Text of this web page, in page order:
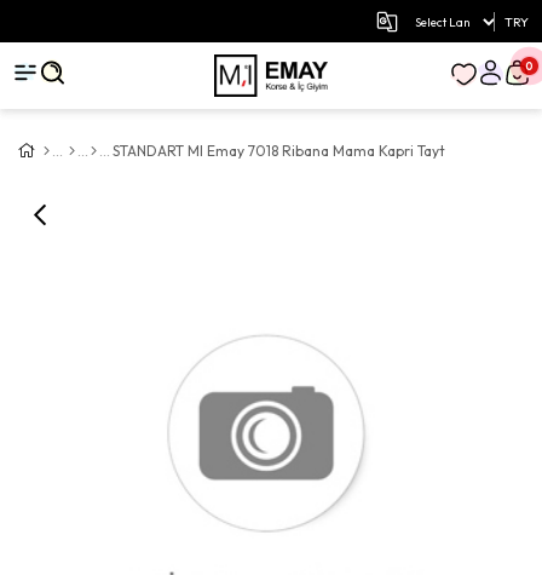
TRY
0
STANDART MI Emay 7018 Ribana Mama Kapri Tayt